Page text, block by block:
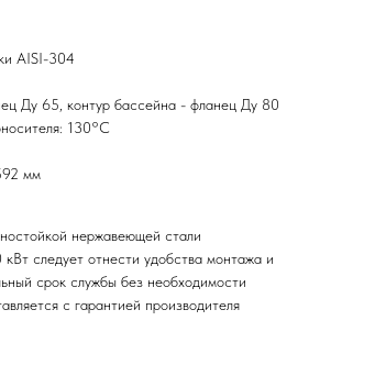
AISI-304
Ду 65, контур бассейна - фланец Ду 80
130°C
мм
нержавеющей стали
следует отнести удобства монтажа и
срок службы без необходимости
с гарантией производителя